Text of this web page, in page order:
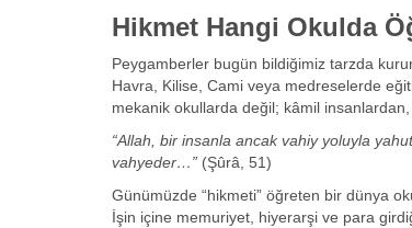
Hikmet Hangi Okulda
Peygamberler bugün bildiğimiz tarzda
Havra, Kilise, Cami veya medreselerde
mekanik okullarda değil; kâmil
“Allah, bir insanla ancak vahiy yoluyla
vahyeder…” (Şûrâ, 51)
Günümüzde “hikmeti” öğreten bir dünya
İşin içine memuriyet, hiyerarşi ve para